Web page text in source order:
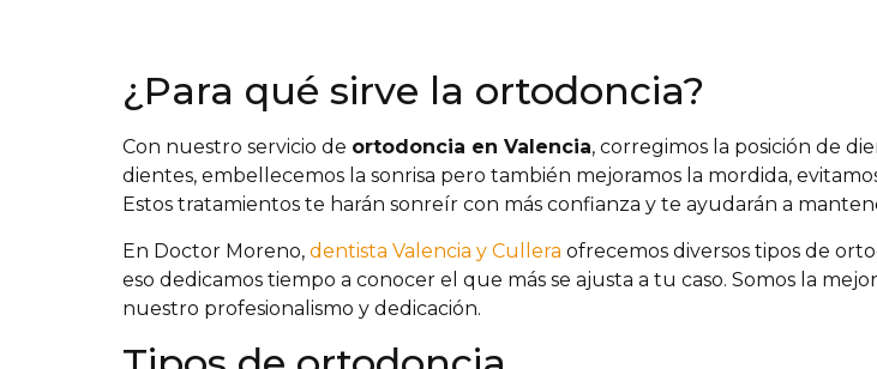
¿Para qué sirve la ortodoncia?
Con nuestro servicio de ortodoncia en Valencia, corregimos la posición de
dientes, embellecemos la sonrisa pero también mejoramos la mordida,
Estos tratamientos te harán sonreír con más confianza y te ayudarán a
En Doctor Moreno, dentista Valencia y Cullera ofrecemos diversos tipos de
eso dedicamos tiempo a conocer el que más se ajusta a tu caso. Somos la
nuestro profesionalismo y dedicación.